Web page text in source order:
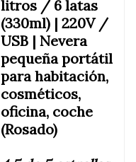
litros / 6 latas
(330ml) | 220V /
USB | Nevera
pequeña portátil
para habitación,
cosméticos,
oficina, coche
(Rosado)